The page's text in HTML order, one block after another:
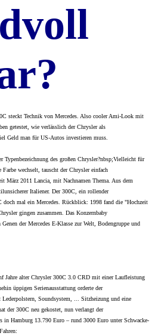
steckt Technik von Mercedes. Also cooler Ami-Look mit
getestet, wie verlässlich der Chrysler als
Geld man für US-Autos investieren muss.
Typenbezeichnung des großen Chrysler?nbsp;Vielleicht für
wechselt, tauscht der Chrysler einfach
März 2011 Lancia, mit Nachnamen Thema. Aus dem
Italiener. Der 300C, ein rollender
doch mal ein Mercedes. Rückblick: 1998 fand die "Hochzeit
gingen zusammen. Das Konzernbaby
der Mercedes E-Klasse zur Welt, Bodengruppe und
Jahre alter Chrysler 300C 3.0 CRD mit einer Laufleistung
üppigen Serienausstattung orderte der
Soundsystem, ... Sitzheizung und eine
der 300C neu gekostet, nun verlangt der
in Hamburg 13.790 Euro – rund 3000 Euro unter Schwacke-